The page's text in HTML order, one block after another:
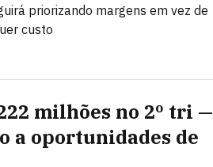
priorizando margens em vez de
custo
milhões no 2º tri —
a oportunidades de